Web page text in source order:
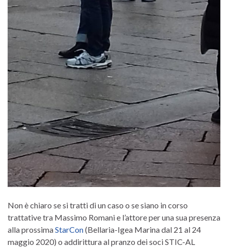
Non è chiaro se si tratti di un caso o se siano in corso
trattative tra Massimo Romani e l’attore per una sua presenza
alla prossimaStarCon(Bellaria-Igea Marina dal 21 al 24
maggio 2020) o addirittura al pranzo dei soci STIC-AL